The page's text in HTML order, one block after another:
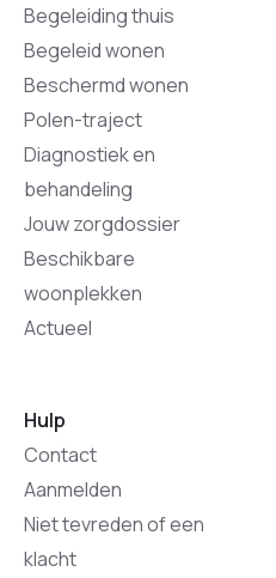
Begeleiding thuis
Begeleid wonen
Beschermd wonen
Polen-traject
Diagnostiek en
behandeling
Jouw zorgdossier
Beschikbare
woonplekken
Actueel
Hulp
Contact
Aanmelden
Niet tevreden of een
klacht